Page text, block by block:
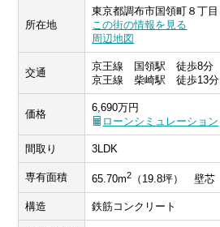
所在地
東京都調布市国領町８丁目
この街の情報を見る
周辺地図
交通
京王線 国領駅 徒歩8分
京王線 柴崎駅 徒歩13分
価格
6,690万円
ローンシミュレーション
間取り 3LDK
専有面積 65.70m2 （19.8坪） 壁芯
構造 鉄筋コンクリート